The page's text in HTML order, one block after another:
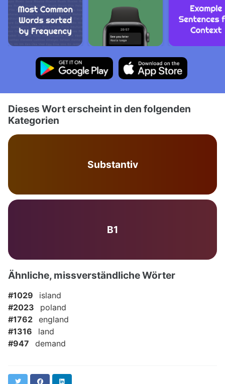
Dieses Wort erscheint in den folgenden
Kategorien
Substantiv
B1
Ähnliche, missverständliche Wörter
#1029
island
#2023
poland
#1762 england
#1316
land
#947
demand
Twitter Facebook